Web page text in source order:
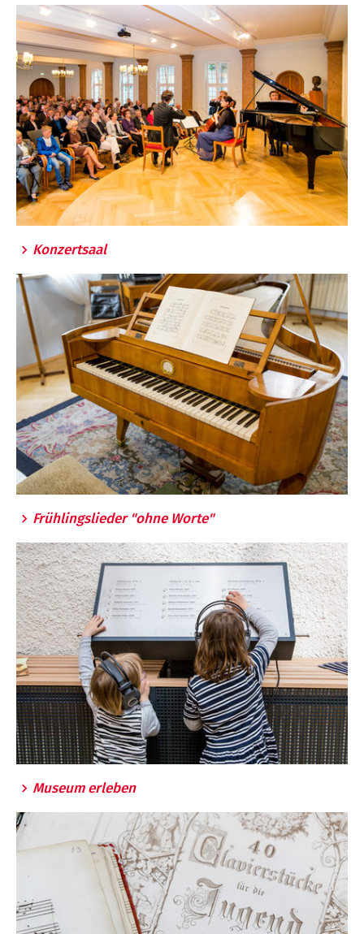
Konzertsaal
Frühlingslieder "ohne Worte"
Museum erleben